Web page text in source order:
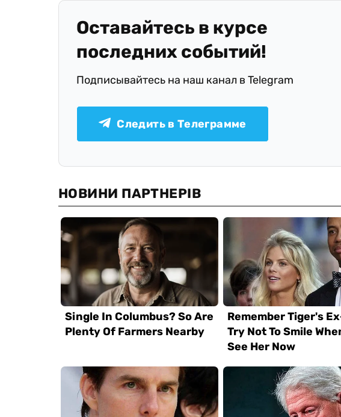
Оставайтесь в курсе
последних событий!
Подписывайтесь на наш канал в Telegram
Следить в Телеграмме